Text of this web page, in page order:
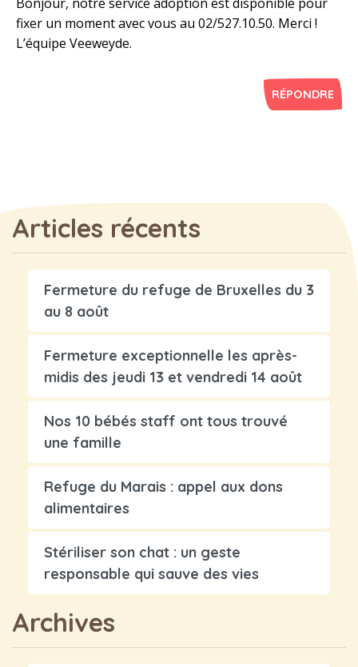
fixer un moment avec vous au 02/527.10.50. Merci !
L’équipe Veeweyde.
RÉPONDRE
Articles récents
Fermeture du refuge de Bruxelles du 3
au 8 août
Fermeture exceptionnelle les après-
midis des jeudi 13 et vendredi 14 août
Nos 10 bébés staff ont tous trouvé
une famille
Refuge du Marais : appel aux dons
alimentaires
Stériliser son chat : un geste
responsable qui sauve des vies
Archives